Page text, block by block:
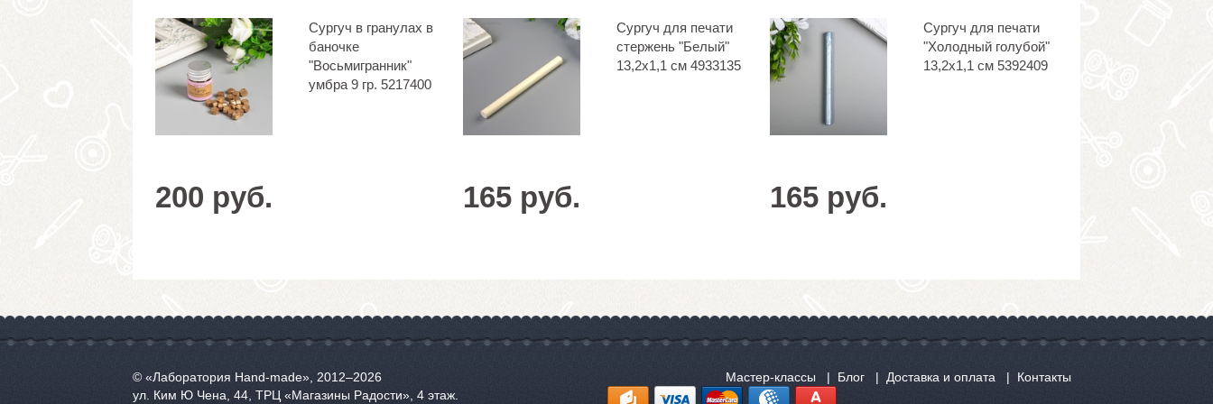
Сургуч в гранулах в
баночке
"Восьмигранник"
умбра 9 гр. 5217400
200 руб.
Сургуч для печати
стержень "Белый"
13,2х1,1 см 4933135
165 руб.
Сургуч для печати
"Холодный голубой"
13,2х1,1 см 5392409
165 руб.
© «Лаборатория Hand-made», 2012‒2026
ул. Ким Ю Чена, 44, ТРЦ «Магазины Радости», 4 этаж.
Мастер-классы Блог Доставка и оплата Контакты